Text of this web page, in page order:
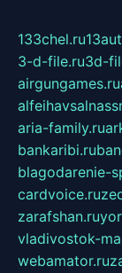
133chel.ru
3-d-file.ru3d-
airgungames.ru
aria-family.ru
bankaribi.ru
blagodarenie-
cardvoice.ru
zarafshan.ru
vladivostok-
webamator.ru